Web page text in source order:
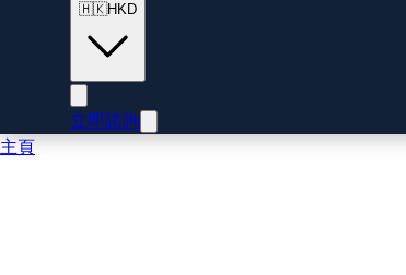
🇭🇰HKD
立即諮詢
主頁